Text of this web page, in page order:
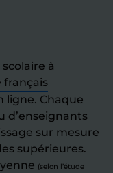
à
français
ligne. Chaque
d’enseignants
sur mesure
supérieures.
(selon l’étude